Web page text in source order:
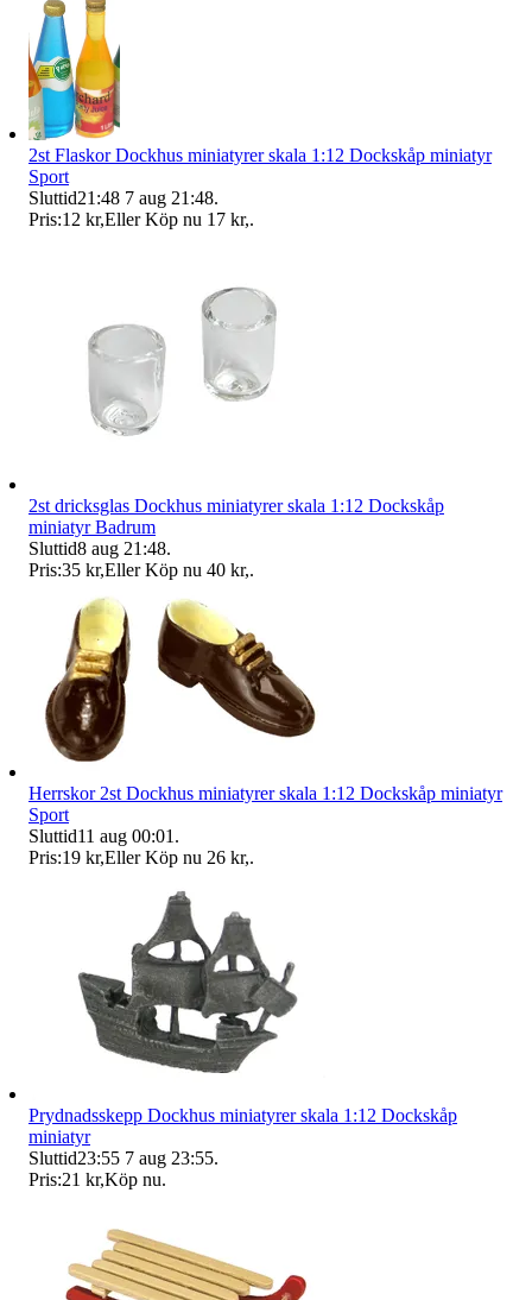
2st Flaskor Dockhus miniatyrer skala 1:12 Dockskåp miniatyr
Sport
Sluttid21:48 7 aug 21:48.
Pris:12 kr,Eller Köp nu 17 kr,.
2st dricksglas Dockhus miniatyrer skala 1:12 Dockskåp
miniatyr Badrum
Sluttid8 aug 21:48.
Pris:35 kr,Eller Köp nu 40 kr,.
Herrskor 2st Dockhus miniatyrer skala 1:12 Dockskåp miniatyr
Sport
Sluttid11 aug 00:01 .
Pris:19 kr,Eller Köp nu 26 kr,.
Prydnadsskepp Dockhus miniatyrer skala 1:12 Dockskåp
miniatyr
Sluttid23:55 7 aug 23:55.
Pris:21 kr,Köp nu.